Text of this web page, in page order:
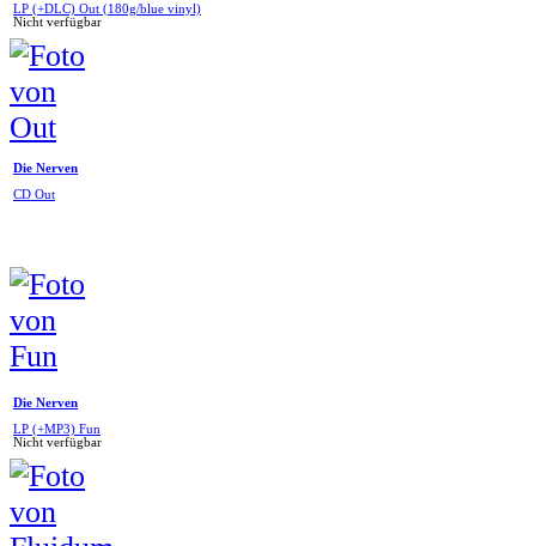
LP (+DLC) Out (180g/blue vinyl)
Nicht verfügbar
Die Nerven
CD Out
Die Nerven
LP (+MP3) Fun
Nicht verfügbar